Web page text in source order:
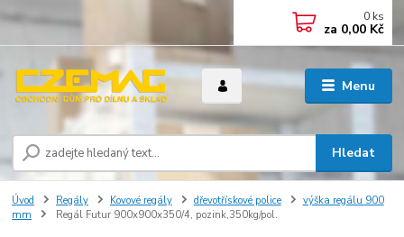
Menu
Hledat
0 ks
za 0,00 Kč
Úvod Regály Kovové regály dřevotřískové police
výška regálu 900
mm
Regál Futur 900x900x350/4, pozink,350kg/pol.